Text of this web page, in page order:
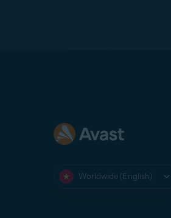
Worldwide (English)